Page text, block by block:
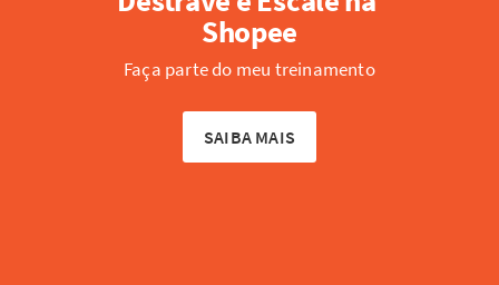
Shopee
Faça parte do meu treinamento
SAIBA MAIS